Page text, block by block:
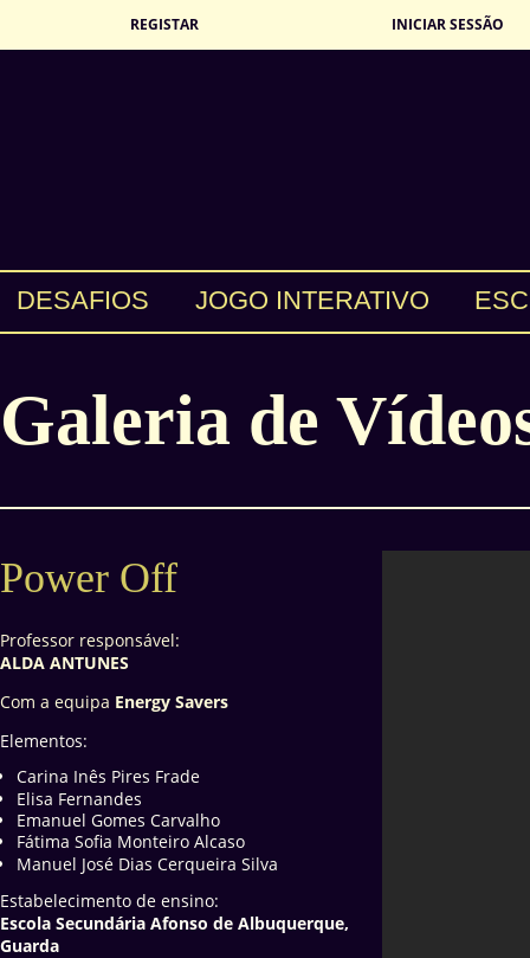
REGISTAR INICIAR SESSÃO
DESAFIOS JOGO INTERATIVO
Galeria de
Power Off
Professor responsável:
ALDA ANTUNES
Com a equipa Energy Savers
Elementos:
Carina Inês Pires Frade
Elisa Fernandes
Emanuel Gomes Carvalho
Fátima Sofia Monteiro Alcaso
Manuel José Dias Cerqueira Silva
Estabelecimento de ensino:
Escola Secundária Afonso de Albuquerque,
Guarda